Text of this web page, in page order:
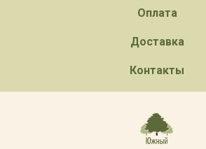
Оплата
Доставка
Контакты